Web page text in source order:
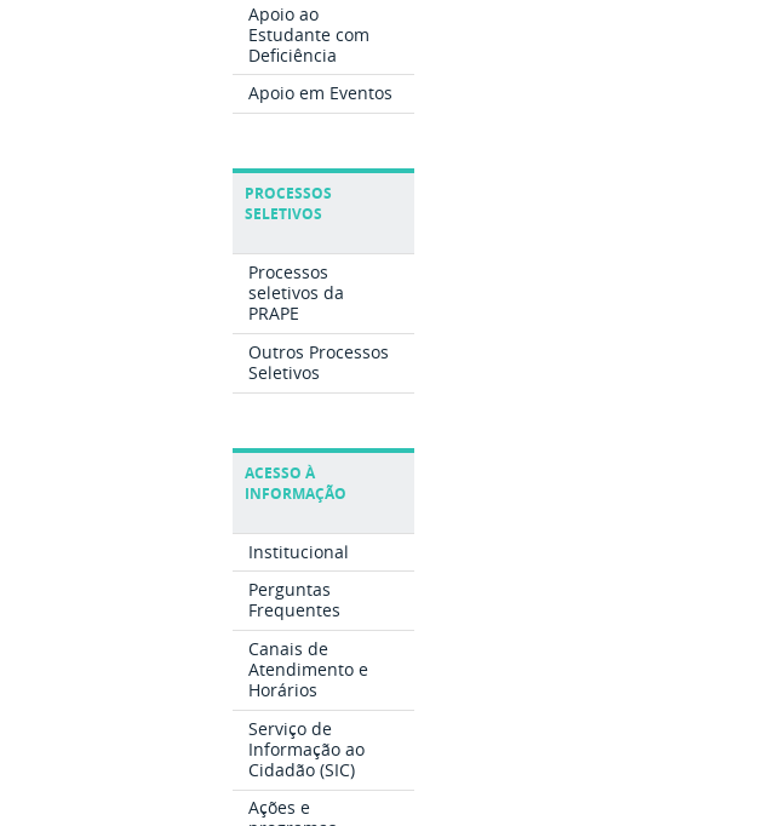
Apoio ao
Estudante com
Deficiência
Apoio em Eventos
PROCESSOS
SELETIVOS
Processos
seletivos da
PRAPE
Outros Processos
Seletivos
ACESSO À
INFORMAÇÃO
Institucional
Perguntas
Frequentes
Canais de
Atendimento e
Horários
Serviço de
Informação ao
Cidadão (SIC)
Ações e